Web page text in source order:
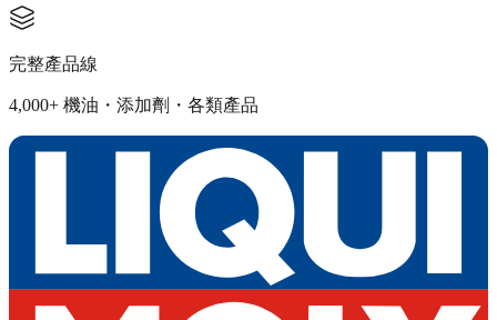
完整產品線
4,000+ 機油・添加劑・各類產品